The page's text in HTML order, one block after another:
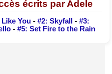
écrits par Adele
You - #2: Skyfall - #3:
- #5: Set Fire to the Rain